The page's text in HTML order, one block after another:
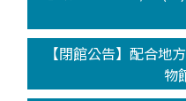
【閉館公告】配合地
物